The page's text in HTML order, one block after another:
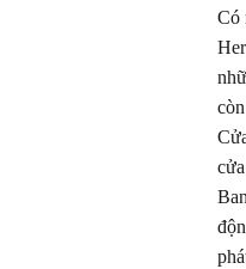
Có